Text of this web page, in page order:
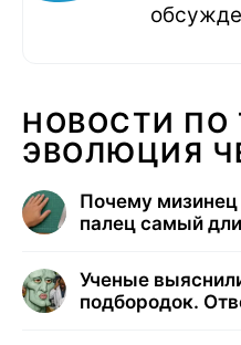
НОВОСТИ ПО
ЭВОЛЮЦИЯ
Почему мизинец
палец самый
Ученые
подбородок.